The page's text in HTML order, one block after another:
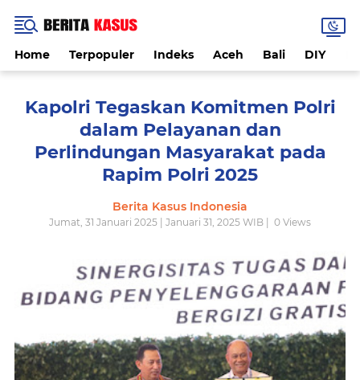
Home Terpopuler Indeks Aceh Bali DIY
Kapolri Tegaskan Komitmen Polri
dalam Pelayanan dan
Perlindungan Masyarakat pada
Rapim Polri 2025
Berita Kasus Indonesia
Jumat, 31 Januari 2025 | Januari 31, 2025 WIB | 0 Views